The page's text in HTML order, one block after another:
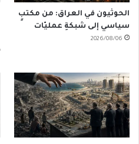
الحوثيون في العراق: من مكتبٍ
سياسي إلى شبكةِ عمليّات
2026/08/06